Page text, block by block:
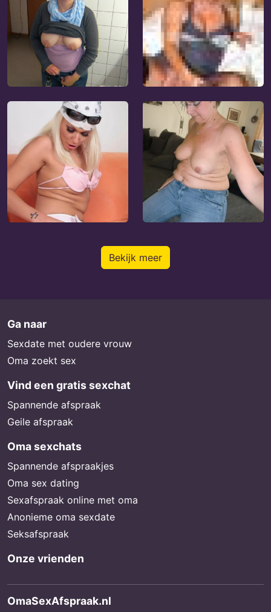
Bekijk meer
Ga naar
Sexdate met oudere vrouw
Oma zoekt sex
Vind een gratis sexchat
Spannende afspraak
Geile afspraak
Oma sexchats
Spannende afspraakjes
Oma sex dating
Sexafspraak online met oma
Anonieme oma sexdate
Seksafspraak
Onze vrienden
OmaSexAfspraak.nl